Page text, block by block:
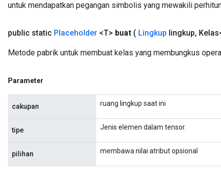
untuk mendapatkan pegangan simbolis yang mewakili
public static Placeholder <T> buat ( Lingkup lingkup,
Metode pabrik untuk membuat kelas yang membungkus
Parameter
cakupan ruang lingkup saat ini
tipe Jenis elemen dalam tensor.
pilihan membawa nilai atribut opsional